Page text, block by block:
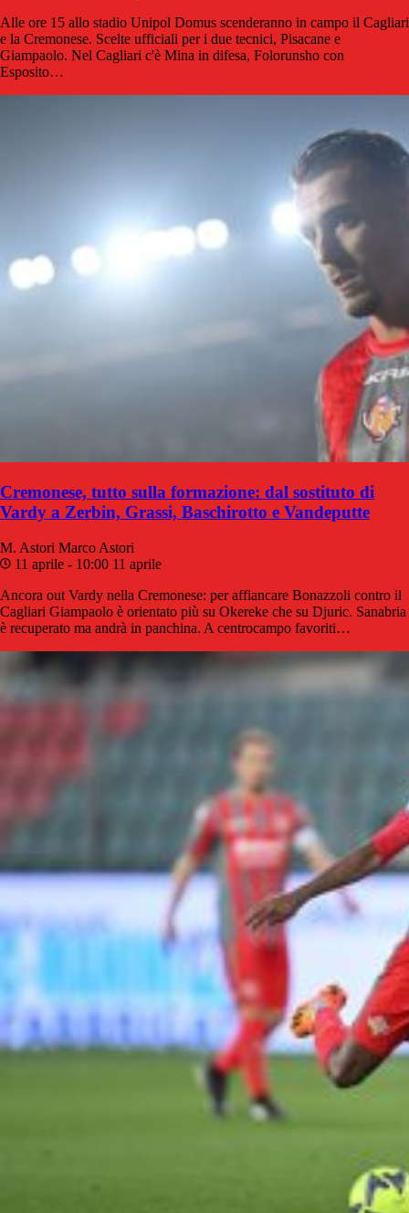
Alle ore 15 allo stadio Unipol Domus scenderanno in campo il Cagliari
e la Cremonese. Scelte ufficiali per i due tecnici, Pisacane e
Giampaolo. Nel Cagliari c'è Mina in difesa, Folorunsho con
Esposito…
Cremonese, tutto sulla formazione: dal sostituto di
Vardy a Zerbin, Grassi, Baschirotto e Vandeputte
M. Astori Marco Astori
11 aprile - 10:00 11 aprile
Ancora out Vardy nella Cremonese: per affiancare Bonazzoli contro il
Cagliari Giampaolo è orientato più su Okereke che su Djuric. Sanabria
è recuperato ma andrà in panchina. A centrocampo favoriti…